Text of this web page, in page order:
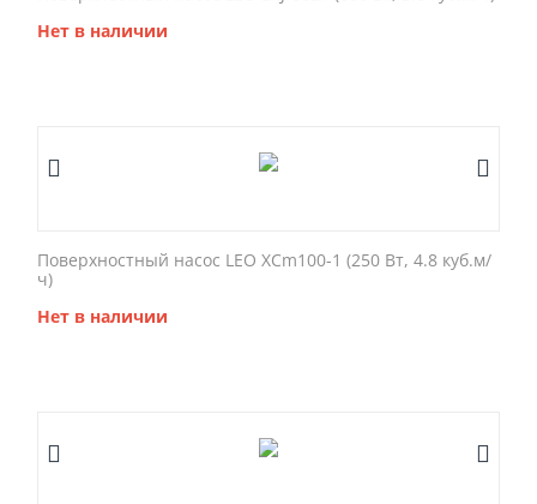
Нет в наличии
Поверхностный насос LEO XCm100-1 (250 Вт, 4.8 куб.м/
ч)
Нет в наличии